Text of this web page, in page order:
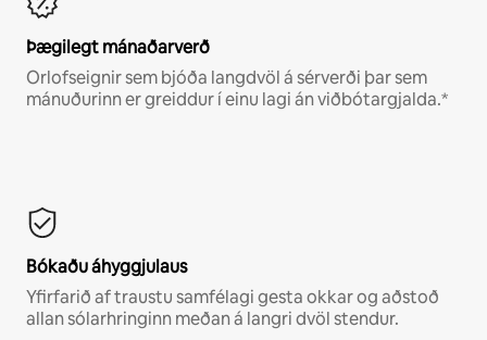
Þægilegt mánaðarverð
Orlofseignir sem bjóða langdvöl á sérverði þar sem
mánuðurinn er greiddur í einu lagi án viðbótargjalda.*
Bókaðu áhyggjulaus
Yfirfarið af traustu samfélagi gesta okkar og aðstoð
allan sólarhringinn meðan á langri dvöl stendur.